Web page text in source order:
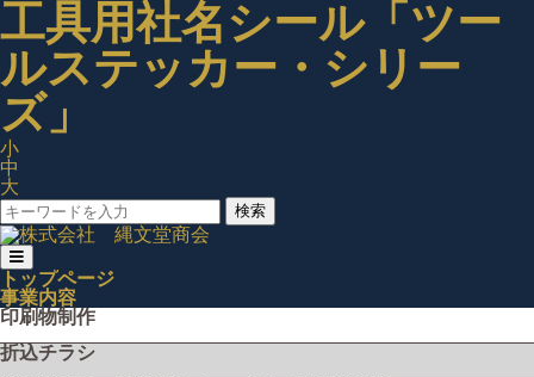
工具用社名シール「ツー
ルステッカー・シリー
ズ」
小
中
大
検索
トップページ
事業内容
印刷物制作
折込チラシ